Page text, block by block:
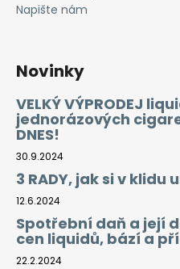
Napište nám
Novinky
VELKÝ VÝPRODEJ
jednorázových
DNES!
30.9.2024
3 RADY, jak si v klidu
12.6.2024
Spotřební daň a její
cen liquidů, bází a
22.2.2024